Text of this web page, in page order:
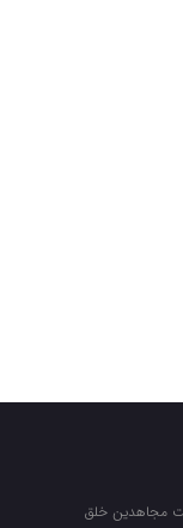
مجاهدین خلق